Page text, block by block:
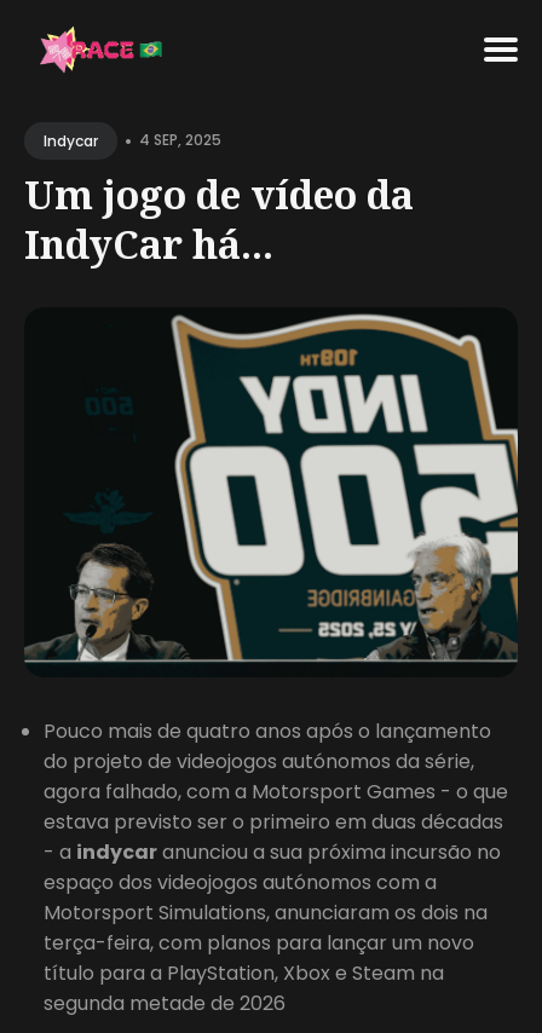
forIndycar • 4 SEP, 2025
Um jogo de vídeo da
IndyCar há...
Pouco mais de quatro anos após o lançamento
do projeto de videojogos autónomos da série,
agora falhado, com a Motorsport Games - o que
estava previsto ser o primeiro em duas décadas
- a indycaranunciou a sua próxima incursão no
espaço dos videojogos autónomos com a
Motorsport Simulations, anunciaram os dois na
terça-feira, com planos para lançar um novo
título para a PlayStation, Xbox e Steam na
segunda metade de 2026